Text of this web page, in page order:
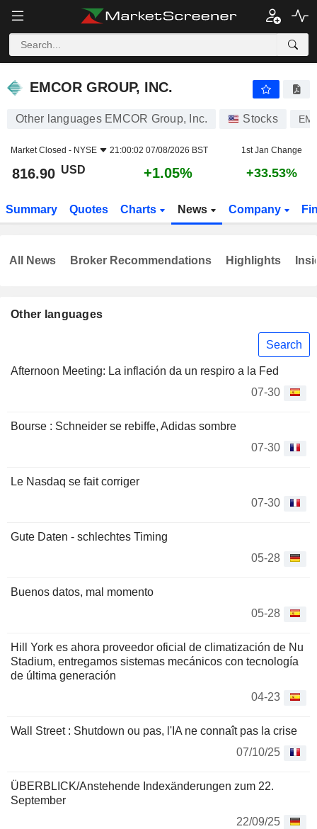
EMCOR GROUP, INC.
EMCOR GROUP, INC.
Other languages EMCOR Group, Inc. Stocks
Market Closed - NYSE 21:00:02 07/08/2026 BST 1st Jan Change
816.90 USD +1.05% +33.53%
Summary Quotes Charts News Company
Other languages
Search
Afternoon Meeting: La inflación da un respiro a la Fed
07-30
Bourse : Schneider se rebiffe, Adidas sombre
07-30
Le Nasdaq se fait corriger
07-30
Gute Daten - schlechtes Timing
05-28
Buenos datos, mal momento
05-28
Hill York es ahora proveedor oficial de climatización de Nu
Stadium, entregamos sistemas mecánicos con tecnología
de última generación
04-23
Wall Street : Shutdown ou pas, l'IA ne connaît pas la crise
07/10/25
ÜBERBLICK/Anstehende Indexänderungen zum 22.
September
22/09/25
All News Broker Recommendations Highlights